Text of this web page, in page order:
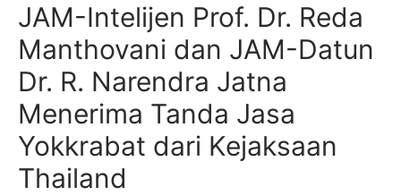
JAM-Intelijen Prof. Dr. Reda
Manthovani dan JAM-Datun
Dr. R. Narendra Jatna
Menerima Tanda Jasa
Yokkrabat dari Kejaksaan
Thailand